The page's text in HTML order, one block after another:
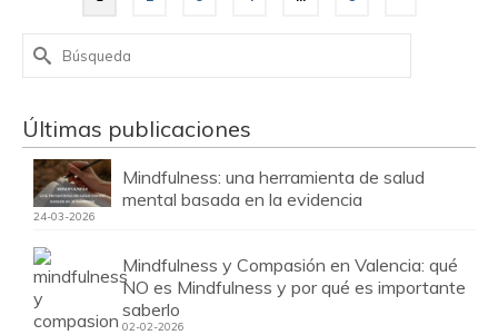
Buscar
por:
Últimas publicaciones
Mindfulness: una herramienta de salud
mental basada en la evidencia
24-03-2026
Mindfulness y Compasión en Valencia: qué
NO es Mindfulness y por qué es importante
saberlo
02-02-2026